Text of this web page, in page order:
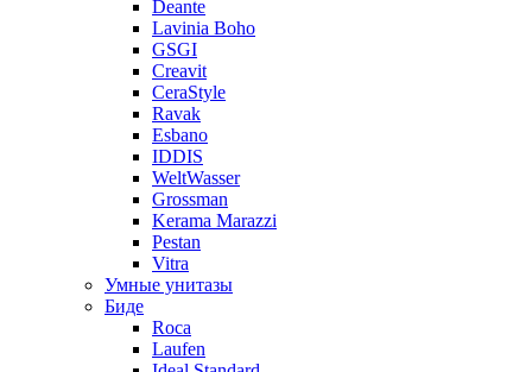
Deante
Lavinia Boho
GSGI
Creavit
CeraStyle
Ravak
Esbano
IDDIS
WeltWasser
Grossman
Kerama Marazzi
Pestan
Vitra
Умные унитазы
Биде
Roca
Laufen